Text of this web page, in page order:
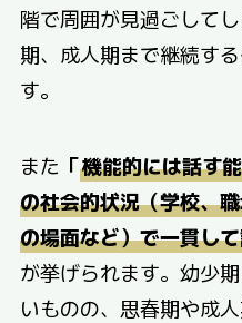
階で周囲が見過ごして
期、成人期まで継続す
す。
また 「機能的には話す
の社会的状況（学校、
の場面など）で一貫し
が挙げられます。幼少
いものの、思春期や成